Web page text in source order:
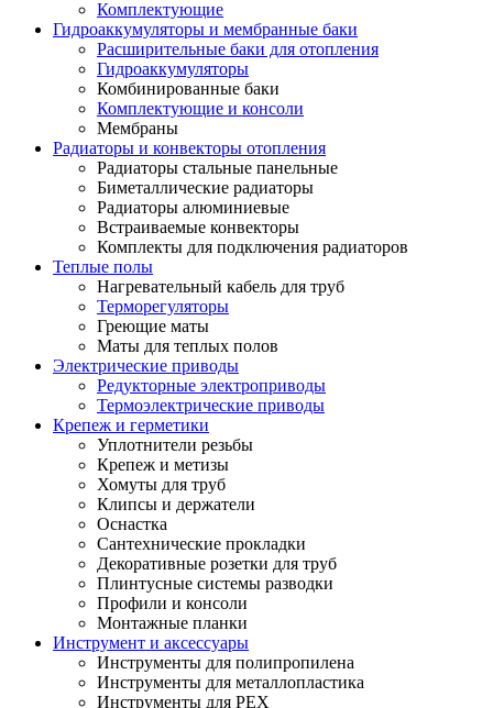
Комплектующие
Гидроаккумуляторы и мембранные баки
Расширительные баки для отопления
Гидроаккумуляторы
Комбинированные баки
Комплектующие и консоли
Мембраны
Радиаторы и конвекторы отопления
Радиаторы стальные панельные
Биметаллические радиаторы
Радиаторы алюминиевые
Встраиваемые конвекторы
Комплекты для подключения радиаторов
Теплые полы
Нагревательный кабель для труб
Терморегуляторы
Греющие маты
Маты для теплых полов
Электрические приводы
Редукторные электроприводы
Термоэлектрические приводы
Крепеж и герметики
Уплотнители резьбы
Крепеж и метизы
Хомуты для труб
Клипсы и держатели
Оснастка
Сантехнические прокладки
Декоративные розетки для труб
Плинтусные системы разводки
Профили и консоли
Монтажные планки
Инструмент и аксессуары
Инструменты для полипропилена
Инструменты для металлопластика
Инструменты для PEX